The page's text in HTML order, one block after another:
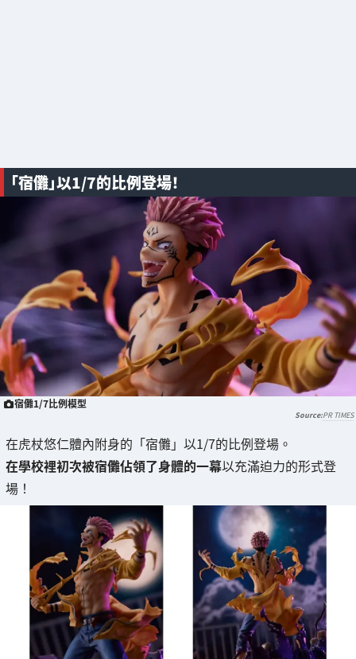
「宿儺」以1/7的比例登場！
宿儺1/7比例模型
PR TIMES
在虎杖悠仁體內附身的「宿儺」以1/7的比例登場。
在學校裡初次被宿儺佔領了身體的一幕以充滿迫力的形式登
場！